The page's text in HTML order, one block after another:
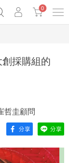
0
採購組的
哲圭顧問